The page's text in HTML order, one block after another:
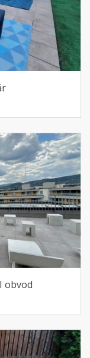
obvod